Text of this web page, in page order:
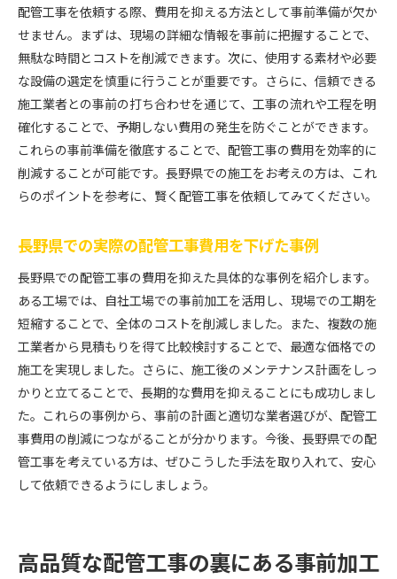
配管工事を依頼する際、費用を抑える方法として事前準備が欠か
せません。まずは、現場の詳細な情報を事前に把握することで、
無駄な時間とコストを削減できます。次に、使用する素材や必要
な設備の選定を慎重に行うことが重要です。さらに、信頼できる
施工業者との事前の打ち合わせを通じて、工事の流れや工程を明
確化することで、予期しない費用の発生を防ぐことができます。
これらの事前準備を徹底することで、配管工事の費用を効率的に
削減することが可能です。長野県での施工をお考えの方は、これ
らのポイントを参考に、賢く配管工事を依頼してみてください。
長野県での実際の配管工事費用を下げた事例
長野県での配管工事の費用を抑えた具体的な事例を紹介します。
ある工場では、自社工場での事前加工を活用し、現場での工期を
短縮することで、全体のコストを削減しました。また、複数の施
工業者から見積もりを得て比較検討することで、最適な価格での
施工を実現しました。さらに、施工後のメンテナンス計画をしっ
かりと立てることで、長期的な費用を抑えることにも成功しまし
た。これらの事例から、事前の計画と適切な業者選びが、配管工
事費用の削減につながることが分かります。今後、長野県での配
管工事を考えている方は、ぜひこうした手法を取り入れて、安心
して依頼できるようにしましょう。
高品質な配管工事の裏にある事前加工